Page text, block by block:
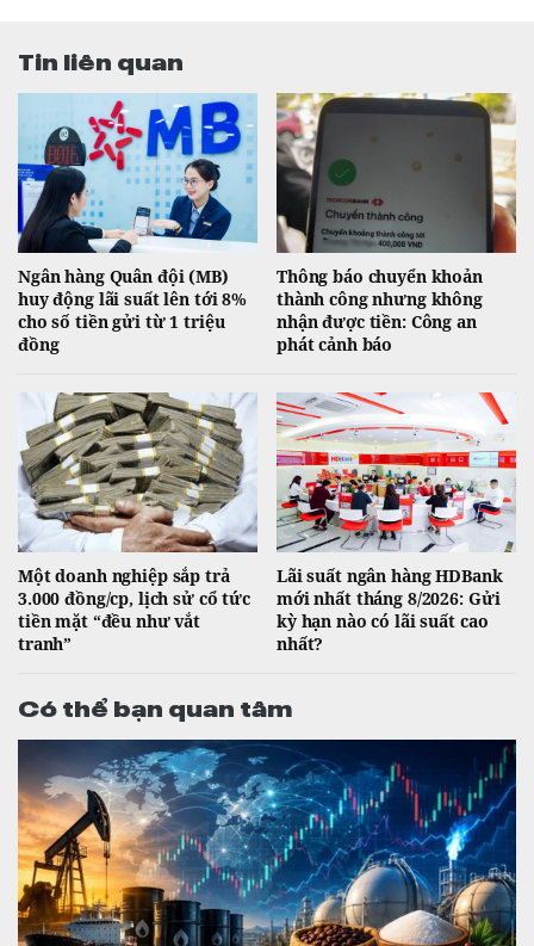
Tin liên quan
Ngân hàng Quân đội (MB)
huy động lãi suất lên tới 8%
cho số tiền gửi từ 1 triệu
đồng
Thông báo chuyển khoản
thành công nhưng không
nhận được tiền: Công an
phát cảnh báo
Một doanh nghiệp sắp trả
3.000 đồng/cp, lịch sử cổ tức
tiền mặt “đều như vắt
tranh”
Lãi suất ngân hàng HDBank
mới nhất tháng 8/2026: Gửi
kỳ hạn nào có lãi suất cao
nhất?
Có thể bạn quan tâm